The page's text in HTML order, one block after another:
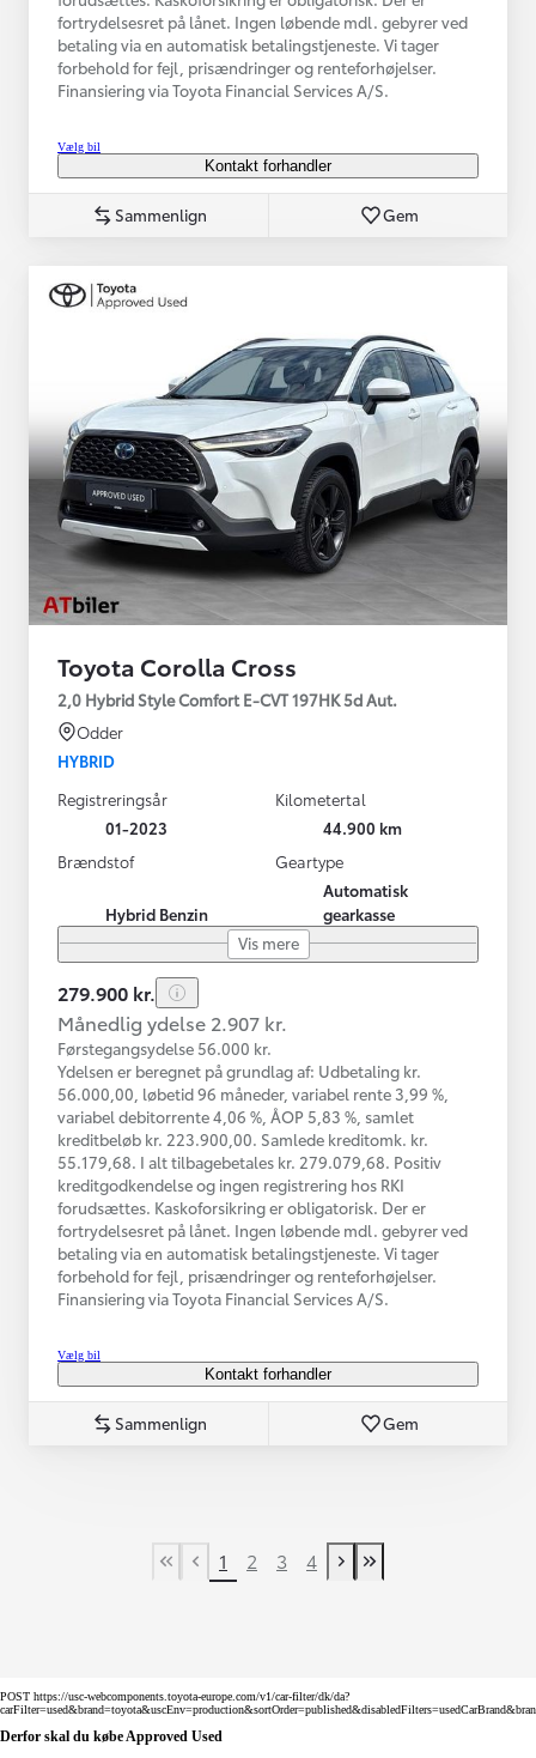
fortrydelsesret på lånet. Ingen løbende mdl. gebyrer ved
betaling via en automatisk betalingstjeneste. Vi tager
forbehold for fejl, prisændringer og renteforhøjelser.
Finansiering via Toyota Financial Services A/S.
Vælg bil
Kontakt forhandler
Sammenlign Gem
Toyota Corolla Cross
2,0 Hybrid Style Comfort E-CVT 197HK 5d Aut.
Odder
HYBRID
Registreringsår
01-2023
Kilometertal
44.900 km
Brændstof
Hybrid Benzin
Geartype
Automatisk
gearkasse
Vis mere
279.900 kr.
Månedlig ydelse 2.907 kr.
Førstegangsydelse 56.000 kr.
Ydelsen er beregnet på grundlag af: Udbetaling kr.
56.000,00, løbetid 96 måneder, variabel rente 3,99 %,
variabel debitorrente 4,06 %, ÅOP 5,83 %, samlet
kreditbeløb kr. 223.900,00. Samlede kreditomk. kr.
55.179,68. I alt tilbagebetales kr. 279.079,68. Positiv
kreditgodkendelse og ingen registrering hos RKI
forudsættes. Kaskoforsikring er obligatorisk. Der er
fortrydelsesret på lånet. Ingen løbende mdl. gebyrer ved
betaling via en automatisk betalingstjeneste. Vi tager
forbehold for fejl, prisændringer og renteforhøjelser.
Finansiering via Toyota Financial Services A/S.
Vælg bil
Kontakt forhandler
Sammenlign Gem
First Page
Tidligere side
1 2 3 4
Næste side
Last Page
POST https://usc-webcomponents.toyota-europe.com/v1/car-filter/dk/da?
Derfor skal du købe Approved Used